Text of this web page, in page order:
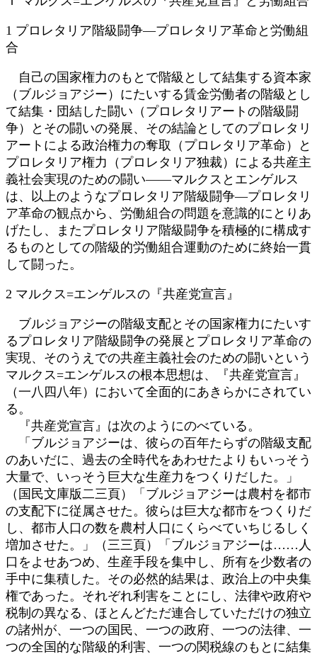
1 プロレタリア階級闘争―プロレタリア革命と労働組
合
自己の国家権力のもとで階級として結集する資本家
（ブルジョアジー）にたいする賃金労働者の階級とし
て結集・団結した闘い（プロレタリアートの階級闘
争）とその闘いの発展、その結論としてのプロレタリ
アートによる政治権力の奪取（プロレタリア革命）と
プロレタリア権力（プロレタリア独裁）による共産主
義社会実現のための闘い――マルクスとエンゲルス
は、以上のようなプロレタリア階級闘争―プロレタリ
ア革命の観点から、労働組合の問題を意識的にとりあ
げたし、またプロレタリア階級闘争を積極的に構成す
るものとしての階級的労働組合運動のために終始一貫
して闘った。
2 マルクス=エンゲルスの『共産党宣言』
ブルジョアジーの階級支配とその国家権力にたいす
るプロレタリア階級闘争の発展とプロレタリア革命の
実現、そのうえでの共産主義社会のための闘いという
マルクス=エンゲルスの根本思想は、『共産党宣言』
（一八四八年）において全面的にあきらかにされてい
る。
『共産党宣言』は次のようにのべている。
「ブルジョアジーは、彼らの百年たらずの階級支配
のあいだに、過去の全時代をあわせたよりもいっそう
大量で、いっそう巨大な生産力をつくりだした。」
（国民文庫版二三頁）「ブルジョアジーは農村を都市
の支配下に従属させた。彼らは巨大な都市をつくりだ
し、都市人口の数を農村人口にくらべていちじるしく
増加させた。」（三三頁）「ブルジョアジーは……人
口をよせあつめ、生産手段を集中し、所有を少数者の
手中に集積した。その必然的結果は、政治上の中央集
権であった。それぞれ利害をことにし、法律や政府や
税制の異なる、ほとんどただ連合していただけの独立
の諸州が、一つの国民、一つの政府、一つの法律、一
つの全国的な階級的利害、一つの関税線のもとに結集